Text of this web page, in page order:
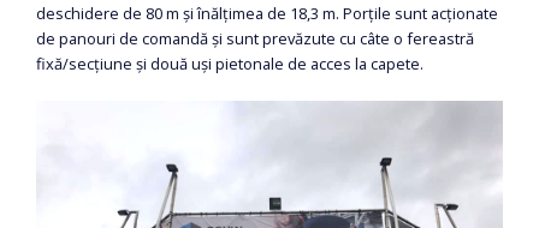
deschidere de 80 m și înălțimea de 18,3 m. Porțile sunt acționate
de panouri de comandă și sunt prevăzute cu câte o fereastră
fixă/secțiune și două uși pietonale de acces la capete.